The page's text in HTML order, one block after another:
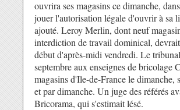
ouvrira ses magasins ce dimanche,
jouer l'autorisation légale d'ouvrir à sa
ajouté. Leroy Merlin, dont neuf
interdiction de travail dominical,
début d'après-midi vendredi. Le
septembre aux enseignes de
magasins d'Ile-de-France le dimanche,
et par dimanche. Un juge des référés
Bricorama, qui s'estimait lésé.